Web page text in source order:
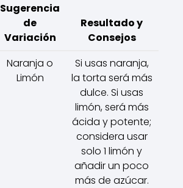
Sugerencia
de
Variación
Resultado y
Consejos
Naranja o
Limón
Si usas naranja,
la torta será más
dulce. Si usas
limón, será más
ácida y potente;
considera usar
solo 1 limón y
añadir un poco
más de azúcar.